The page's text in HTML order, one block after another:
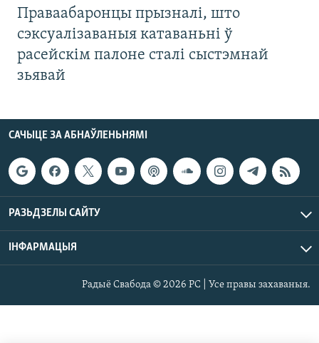
Праваабаронцы прызналі, што
сэксуалізаваныя катаваньні ў
расейскім палоне сталі сыстэмнай
зьявай
САЧЫЦЕ ЗА АБНАЎЛЕНЬНЯМІ
РАЗЬДЗЕЛЫ САЙТУ
ІНФАРМАЦЫЯ
Радыё Свабода © 2026 РС | Усе правы захаваныя.